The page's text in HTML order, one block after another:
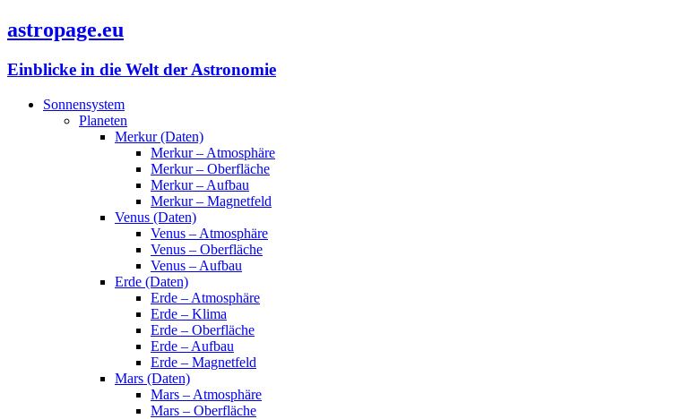
astropage.eu
Einblicke in die Welt der Astronomie
Sonnensystem
Planeten
Merkur (Daten)
Merkur – Atmosphäre
Merkur – Oberfläche
Merkur – Aufbau
Merkur – Magnetfeld
Venus (Daten)
Venus – Atmosphäre
Venus – Oberfläche
Venus – Aufbau
Erde (Daten)
Erde – Atmosphäre
Erde – Klima
Erde – Oberfläche
Erde – Aufbau
Erde – Magnetfeld
Mars (Daten)
Mars – Atmosphäre
Mars – Oberfläche